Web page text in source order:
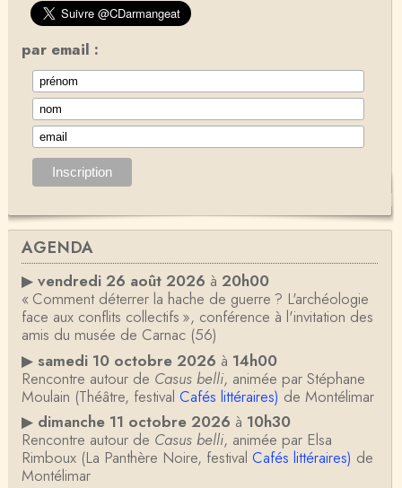
par email :
AGENDA
▶ vendredi 26 août 2026 à 20h00
« Comment déterrer la hache de guerre ? L'archéologie
face aux conflits collectifs », conférence à l'invitation des
amis du musée de Carnac (56)
▶ samedi 10 octobre 2026 à 14h00
Rencontre autour de Casus belli, animée par Stéphane
Moulain (Théâtre, festival Cafés littéraires) de Montélimar
▶ dimanche 11 octobre 2026 à 10h30
Rencontre autour de Casus belli, animée par Elsa
Rimboux (La Panthère Noire, festival Cafés littéraires) de
Montélimar